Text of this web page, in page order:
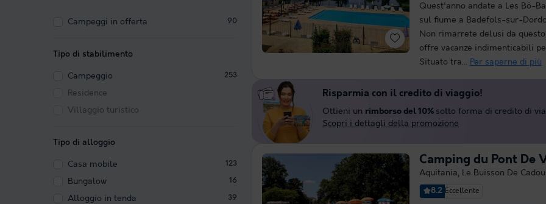
Campeggi in offerta 90
Tipo di stabilimento
Campeggio 253
Residence
Villaggio turistico
Tipo di alloggio
Casa mobile 123
Bungalow 16
Alloggio in tenda 39
Quest'anno andate a Les Bö-
sul fiume a Badefols-sur-
Non rimarrete delusi da questo
offre vacanze indimenticabili
Situato tra... Per saperne di più
Camping du Pont De
Aquitania, Le Buisson De
8.2 Eccellente
Risparmia con il credito di viaggio!
Ottieni un rimborso del 10% sotto forma di credito di
Scopri i dettagli della promozione